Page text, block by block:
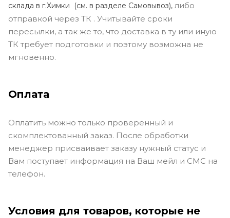
склада в г.Химки (см. в разделе Самовывоз), либо
отправкой через ТК . Учитывайте сроки
пересылки, а так же то, что доставка в ту или иную
ТК требует подготовки и поэтому возможна не
мгновенно.
Оплата
Оплатить можно только проверенный и
скомплектованный заказ. После обработки
менеджер присваивает заказу нужный статус и
Вам поступает информация на Ваш мейл и СМС на
телефон.
Условия для товаров, которые не